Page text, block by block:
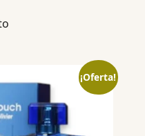
¡Oferta!